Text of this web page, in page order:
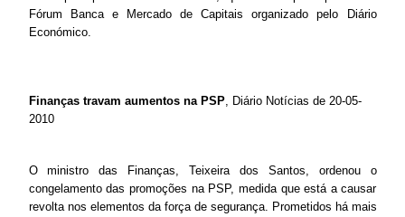
Fórum Banca e Mercado de Capitais organizado pelo Diário
Económico.
Finanças travam aumentos na PSP, Diário Notícias de 20-05-
2010
O ministro das Finanças, Teixeira dos Santos, ordenou o
congelamento das promoções na PSP, medida que está a causar
revolta nos elementos da força de segurança. Prometidos há mais